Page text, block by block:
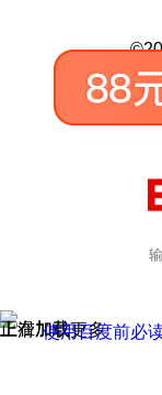
正在加载
上滑加载更多
使用百度前必